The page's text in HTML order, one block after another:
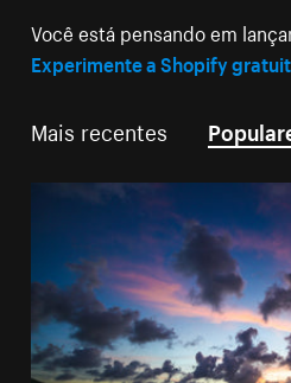
Você está pensando em
Experimente a Shopify
Mais recentes